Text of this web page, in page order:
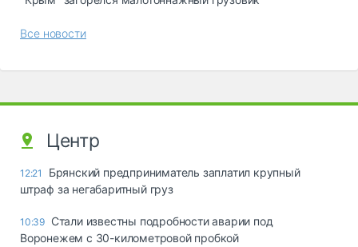
Все новости
Центр
12:21
Брянский предприниматель заплатил крупный
штраф за негабаритный груз
10:39 Стали известны подробности аварии под
Воронежем с 30-километровой пробкой